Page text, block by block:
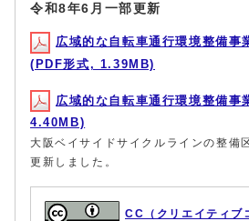
令和8年6月一部更新
広域的な自転車通行環境整備事
(PDF形式, 1.39MB)
広域的な自転車通行環境整備事
4.40MB)
大阪ベイサイドサイクルラインの整備
更新しました。
CC（クリエイティブ